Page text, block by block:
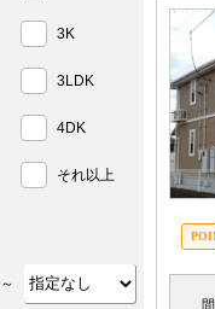
3K
3LDK
4DK
それ以上
～